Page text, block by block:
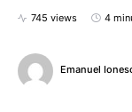
745 views 4
Emanuel